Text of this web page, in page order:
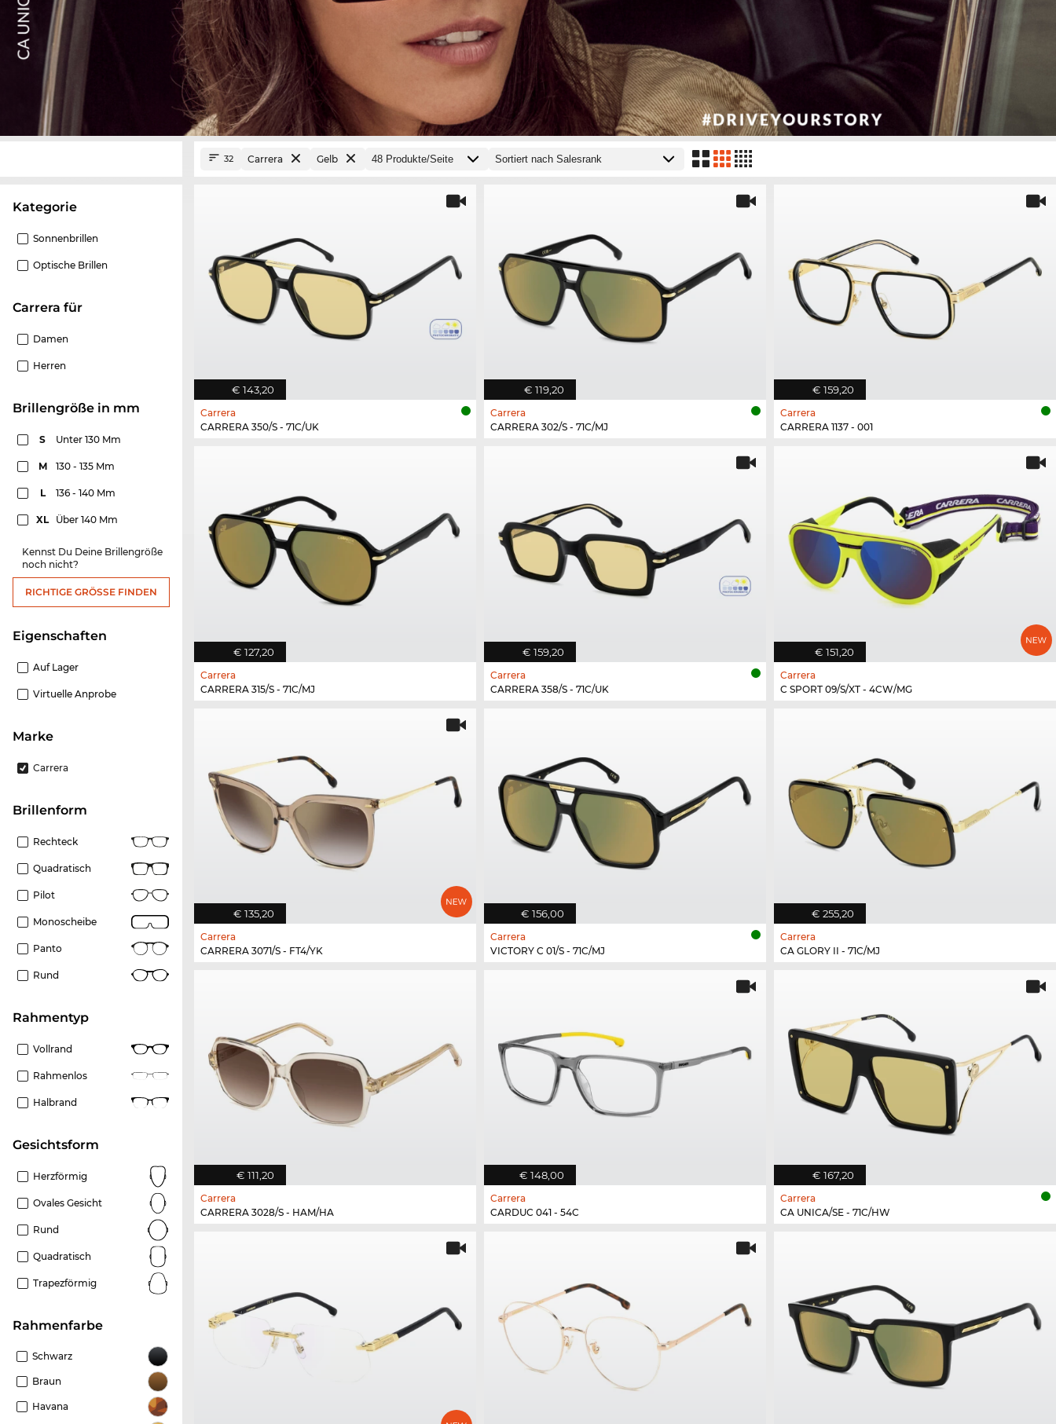
Kategorie
Sonnenbrillen
Optische Brillen
Carrera für
Damen
Herren
Brillengröße in mm
S Unter 130 Mm
M 130 - 135 Mm
L 136 - 140 Mm
XL Über 140 Mm
Kennst Du Deine Brillengröße
noch nicht?
RICHTIGE GRÖSSE FINDEN
Eigenschaften
Auf Lager
Virtuelle Anprobe
Marke
Carrera
Brillenform
Rechteck
Quadratisch
Pilot
Monoscheibe
Panto
Rund
Rahmentyp
Vollrand
Rahmenlos
Halbrand
Gesichtsform
Herzförmig
Ovales Gesicht
Rund
Quadratisch
Trapezförmig
Rahmenfarbe
Schwarz
Braun
Havana
32 Carrera Gelb
€ 143,20
Carrera
CARRERA 350/S - 71C/UK
€ 119,20
Carrera
CARRERA 302/S - 71C/MJ
€ 159,20
Carrera
CARRERA 1137 - 001
€ 127,20
Carrera
CARRERA 315/S - 71C/MJ
€ 159,20
Carrera
CARRERA 358/S - 71C/UK
€ 151,20
Carrera
C SPORT 09/S/XT - 4CW/MG
€ 135,20
Carrera
CARRERA 3071/S - FT4/YK
€ 156,00
Carrera
VICTORY C 01/S - 71C/MJ
€ 255,20
Carrera
CA GLORY II - 71C/MJ
€ 111,20
Carrera
CARRERA 3028/S - HAM/HA
€ 148,00
Carrera
CARDUC 041 - 54C
€ 167,20
Carrera
CA UNICA/SE - 71C/HW